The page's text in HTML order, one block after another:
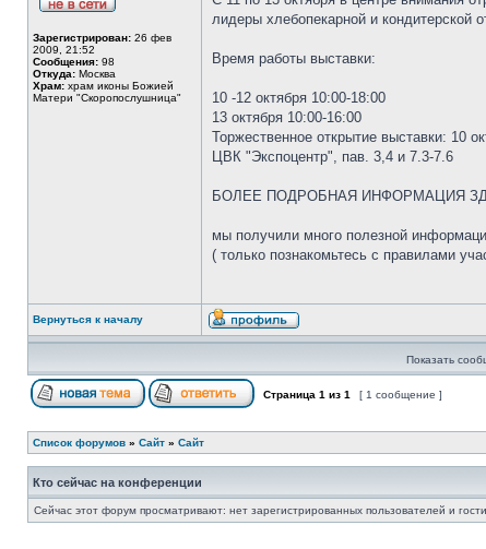
Зарегистрирован: 26 фев
2009, 21:52
Сообщения: 98
Откуда: Москва
Храм: храм иконы Божией
Матери "Скоропослушница"
лидеры хлебопекарной и кондитерской
Время работы выставки:
10 -12 октября 10:00-18:00
13 октября 10:00-16:00
Торжественное открытие выставки: 10
ЦВК "Экспоцентр", пав. 3,4 и 7.3-7.6
БОЛЕЕ ПОДРОБНАЯ ИНФОРМАЦИЯ
мы получили много полезной
( только познакомьтесь с правилами
Вернуться к началу
Показать
Страница 1 из 1 [ 1 сообщение ]
Список форумов » Сайт » Сайт
Кто сейчас на конференции
Сейчас этот форум просматривают: нет зарегистрированных пользователей и